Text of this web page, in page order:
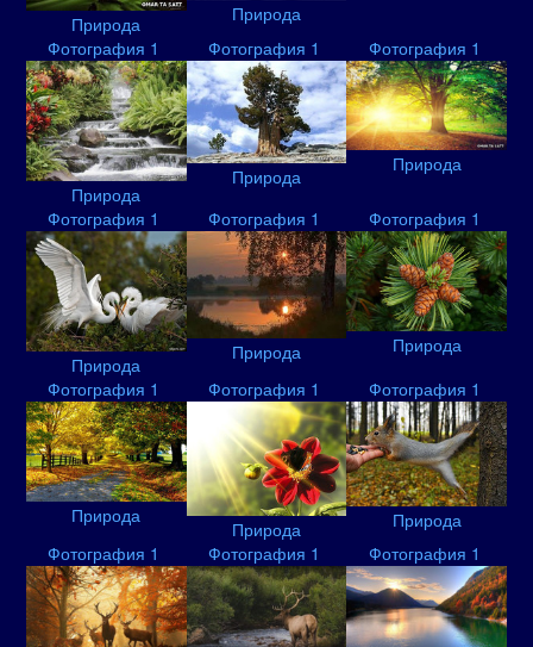
Природа Природа
Фотография 1
Природа
Фотография 1
Природа
Фотография 1
Природа
Фотография 1
Природа
Фотография 1
Природа
Фотография 1
Природа
Фотография 1
Природа
Фотография 1
Природа
Фотография 1
Природа
Фотография 1
Фотография 1 Фотография 1